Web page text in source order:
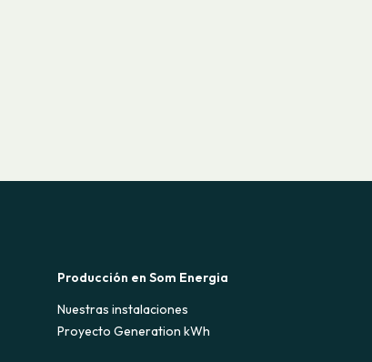
Producción en Som Energia
Nuestras instalaciones
Proyecto Generation kWh